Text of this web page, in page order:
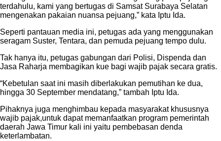
terdahulu, kami yang bertugas di Samsat Surabaya Selatan
mengenakan pakaian nuansa pejuang,” kata Iptu Ida.
Seperti pantauan media ini, petugas ada yang menggunakan
seragam Suster, Tentara, dan pemuda pejuang tempo dulu.
Tak hanya itu, petugas gabungan dari Polisi, Dispenda dan
Jasa Raharja membagikan kue bagi wajib pajak secara gratis.
“Kebetulan saat ini masih diberlakukan pemutihan ke dua,
hingga 30 September mendatang,” tambah Iptu Ida.
Pihaknya juga menghimbau kepada masyarakat khususnya
wajib pajak,untuk dapat memanfaatkan program pemerintah
daerah Jawa Timur kali ini yaitu pembebasan denda
keterlambatan.